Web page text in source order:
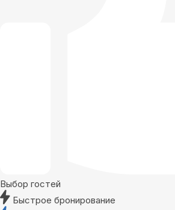
Выбор гостей
Быстрое бронирование